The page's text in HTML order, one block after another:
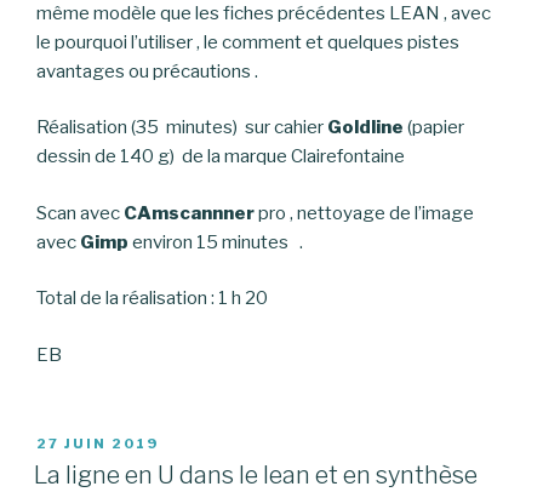
même modèle que les fiches précédentes LEAN , avec
le pourquoi l’utiliser , le comment et quelques pistes
avantages ou précautions .
Réalisation (35 minutes) sur cahier Goldline (papier
dessin de 140 g) de la marque Clairefontaine
Scan avec CAmscannnerpro , nettoyage de l’image
avec Gimp environ 15 minutes .
Total de la réalisation : 1 h 20
EB
PUBLIÉ
LE
27 JUIN 2019
La ligne en U dans le lean et en synthèse